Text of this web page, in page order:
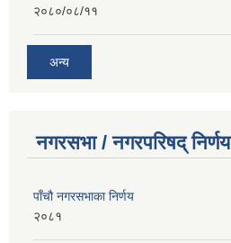
२०८०/०८/११
अन्य
नगरसभा / नगरपरिषद् निर्णय
पाँचौ नगरसभाका निर्णय
२०८१